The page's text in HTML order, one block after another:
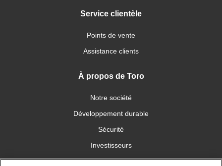
Service clientèle
Points de vente
Assistance clients
À propos de Toro
Notre société
Développement durable
Sécurité
Investisseurs
Carrières